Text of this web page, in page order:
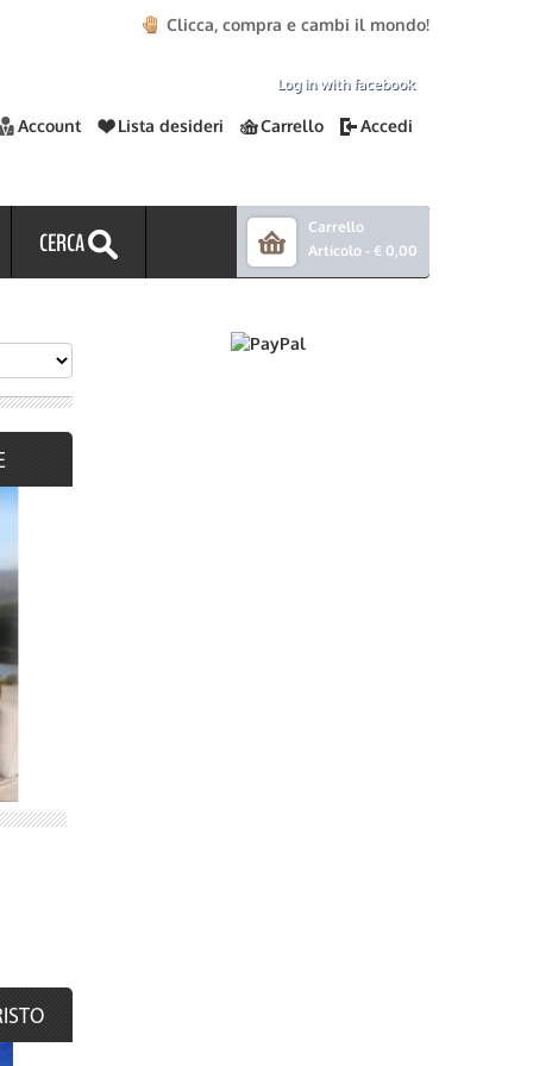
Carrello
Articolo - € 0,00
Clicca, compra e cambi il mondo!
Account Lista desideri Carrello Accedi
Log in with facebook
CERCA